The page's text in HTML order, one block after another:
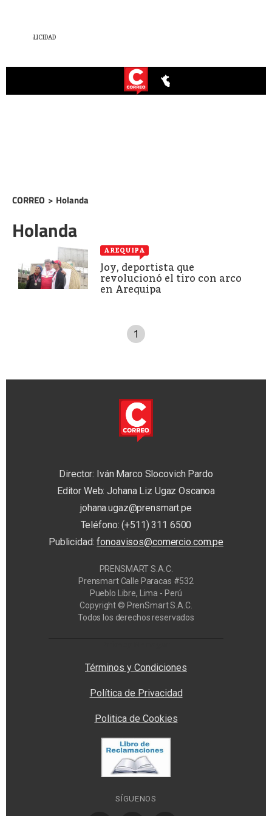
CORREO > Holanda
Holanda
AREQUIPA
Joy, deportista que
revolucionó el tiro con arco
en Arequipa
1
Director: Iván Marco Slocovich Pardo
Editor Web: Johana Liz Ugaz Oscanoa
johana.ugaz@prensmart.pe
Teléfono: (+511) 311 6500
Publicidad:fonoavisos@comercio.com.pe
PRENSMART S.A.C.
Prensmart Calle Paracas #532
Pueblo Libre, Lima - Perú
Copyright © PrenSmart S.A.C.
Todos los derechos reservados
Términos y Condiciones
Política de Privacidad
Politica de Cookies
SÍGUENOS